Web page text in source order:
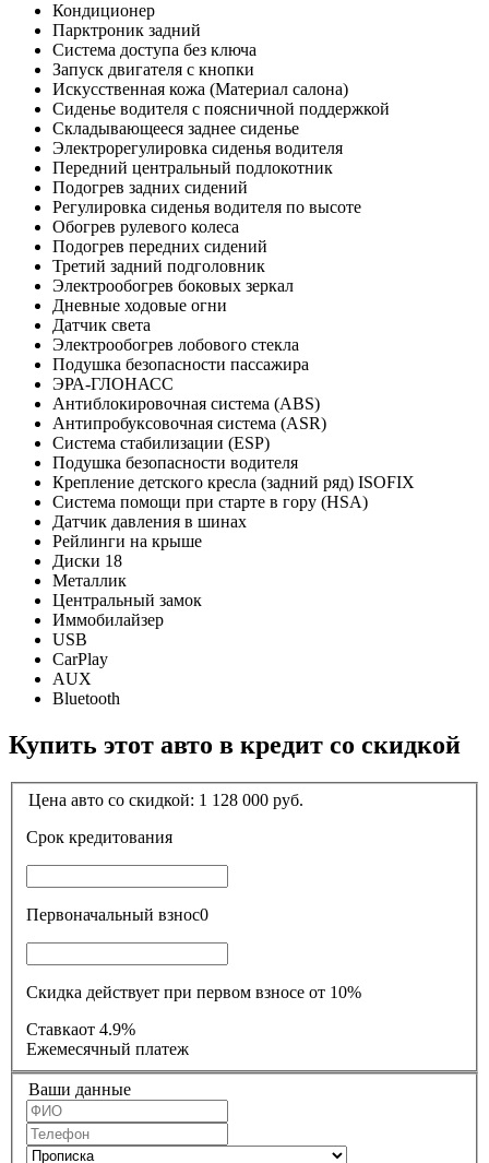
Кондиционер
Парктроник задний
Система доступа без ключа
Запуск двигателя с кнопки
Искусственная кожа (Материал салона)
Сиденье водителя с поясничной поддержкой
Складывающееся заднее сиденье
Электрорегулировка сиденья водителя
Передний центральный подлокотник
Подогрев задних сидений
Регулировка сиденья водителя по высоте
Обогрев рулевого колеса
Подогрев передних сидений
Третий задний подголовник
Электрообогрев боковых зеркал
Дневные ходовые огни
Датчик света
Электрообогрев лобового стекла
Подушка безопасности пассажира
ЭРА-ГЛОНАСС
Антиблокировочная система (ABS)
Антипробуксовочная система (ASR)
Система стабилизации (ESP)
Подушка безопасности водителя
Крепление детского кресла (задний ряд) ISOFIX
Система помощи при старте в гору (HSA)
Датчик давления в шинах
Рейлинги на крыше
Диски 18
Металлик
Центральный замок
Иммобилайзер
USB
CarPlay
AUX
Bluetooth
Купить этот авто в кредит со скидкой
Цена авто со скидкой: 1 128 000 руб.
Срок кредитования
Первоначальный взнос0
Скидка действует при первом взносе от 10%
Ставкаот 4.9%
Ежемесячный платеж
Ваши данные